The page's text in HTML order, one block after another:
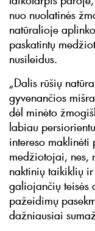
nuo nuolatinės
natūralioje
paskatintų
nusileidus.
„Dalis rūšių
gyvenančios
dėl minėto
labiau
intereso
medžiotojai, nes,
naktinių taikiklių
galiojančių teisės
pažeidimų
dažniausiai